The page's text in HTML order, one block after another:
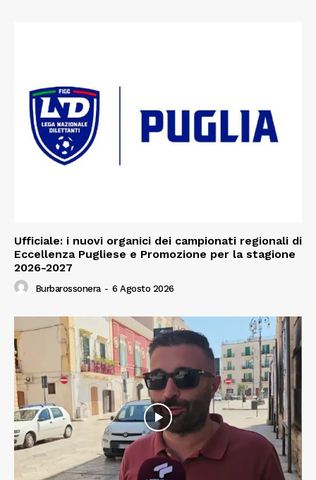
Ufficiale: i nuovi organici dei campionati regionali di
Eccellenza Pugliese e Promozione per la stagione
2026-2027
Burbarossonera - 6 Agosto 2026